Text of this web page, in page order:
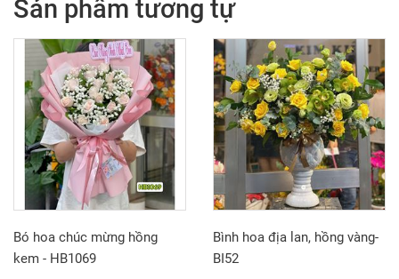
Sản phẩm tương tự
Bó hoa chúc mừng hồng
kem - HB1069
Bình hoa địa lan, hồng vàng-
BI52